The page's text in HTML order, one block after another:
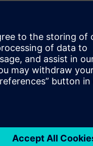
bases de la construcción de
lectura y desarrollo de
sistema operativo